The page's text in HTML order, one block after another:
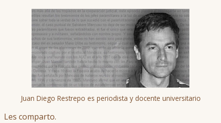
Juan Diego Restrepo es periodista y docente universitario
Les comparto.